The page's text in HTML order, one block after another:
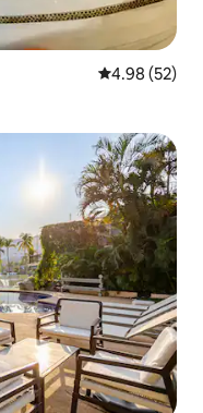
レビュー52
4.98 (52)